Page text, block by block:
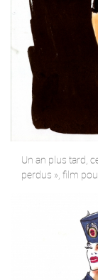
Un an plus tard,
perdus », film